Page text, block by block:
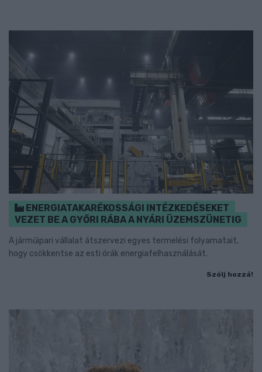
ENERGIATAKARÉKOSSÁGI INTÉZKEDÉSEKET
VEZET BE A GYŐRI RÁBA A NYÁRI ÜZEMSZÜNETIG
A járműipari vállalat átszervezi egyes termelési folyamatait,
hogy csökkentse az esti órák energiafelhasználását.
Szólj hozzá!